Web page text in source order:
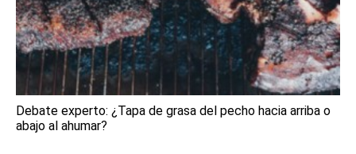
Debate experto: ¿Tapa de grasa del pecho hacia arriba o
abajo al ahumar?